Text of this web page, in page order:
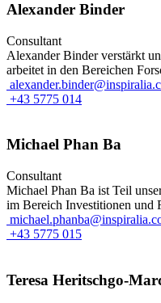
Alexander Binder
Consultant
Alexander Binder verstärkt
arbeitet in den Bereichen
+43 5775 014
Michael Phan Ba
Consultant
Michael Phan Ba ist Teil
im Bereich Investitionen und
+43 5775 015
Teresa Heritschgo-